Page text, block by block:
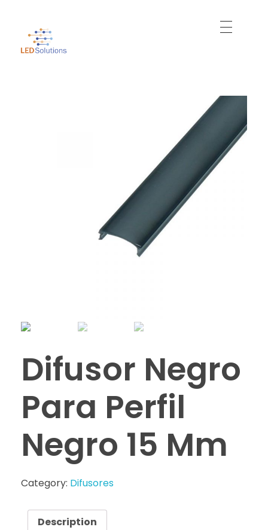
Difusor Negro
Para Perfil
Negro 15 Mm
Category: Difusores
Description